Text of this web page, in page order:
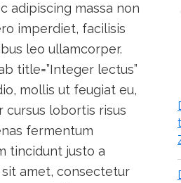
adipiscing massa non
imperdiet, facilisis
leo ullamcorper.
title=”Integer lectus”
mollis ut feugiat eu,
cursus lobortis risus
fermentum
tincidunt justo a
amet, consectetur